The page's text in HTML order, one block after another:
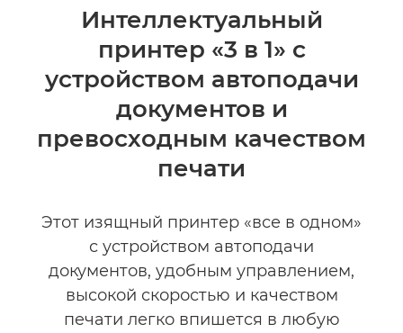
Общая информация
Технические характеристики
Интеллектуальный
принтер «3 в 1» с
устройством автоподачи
документов и
превосходным качеством
печати
Этот изящный принтер «все в одном»
с устройством автоподачи
документов, удобным управлением,
высокой скоростью и качеством
печати легко впишется в любую